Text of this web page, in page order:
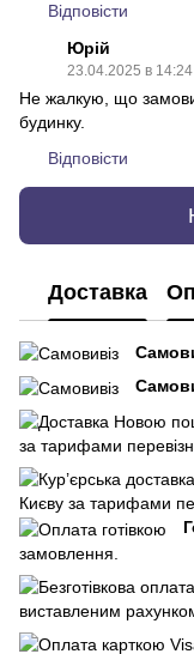
Відповісти
Юрій
23.04.2025 в 14:24
Не жалкую, що
будинку.
Відповісти
Доставка
за тарифами
Києву за тарифами
замовлення.
виставленим